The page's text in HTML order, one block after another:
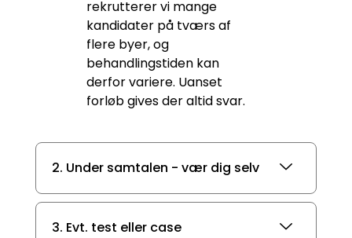
rekrutterer vi mange
kandidater på tværs af
flere byer, og
behandlingstiden kan
derfor variere. Uanset
forløb gives der altid svar.
2. Under samtalen - vær dig selv
3. Evt. test eller case